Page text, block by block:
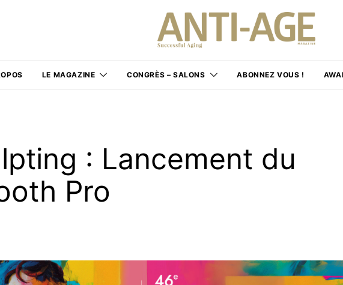
LE MAGAZINE CONGRÈS – SALONS ABONNEZ VOUS !
: Lancement du
Pro